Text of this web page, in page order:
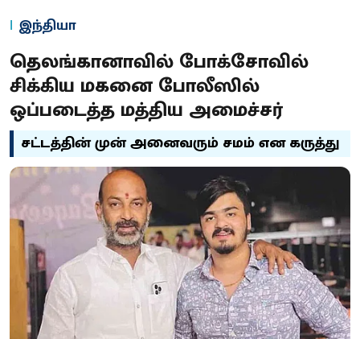
இந்தியா
தெலங்கானாவில் போக்சோவில்
சிக்கிய மகனை போலீஸில்
ஒப்படைத்த மத்திய அமைச்சர்
சட்டத்தின் முன் அனைவரும் சமம் என கருத்து